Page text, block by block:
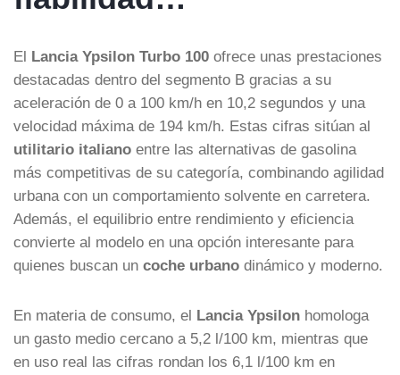
El Lancia Ypsilon Turbo 100 ofrece unas prestaciones
destacadas dentro del segmento B gracias a su
aceleración de 0 a 100 km/h en 10,2 segundos y una
velocidad máxima de 194 km/h. Estas cifras sitúan al
utilitario italiano entre las alternativas de gasolina
más competitivas de su categoría, combinando agilidad
urbana con un comportamiento solvente en carretera.
Además, el equilibrio entre rendimiento y eficiencia
convierte al modelo en una opción interesante para
quienes buscan un coche urbano dinámico y moderno.
En materia de consumo, el Lancia Ypsilon homologa
un gasto medio cercano a 5,2 l/100 km, mientras que
en uso real las cifras rondan los 6,1 l/100 km en